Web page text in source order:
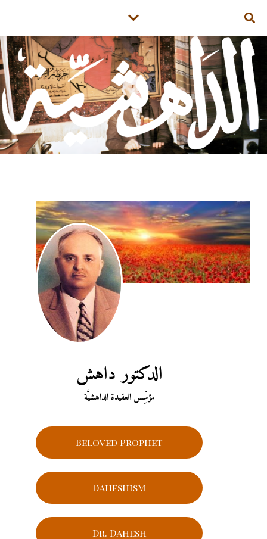
الدكتور داهش
مؤسِّس العقيدة الداهشيَّة
Beloved Prophet
Daheshism
Dr. Dahesh